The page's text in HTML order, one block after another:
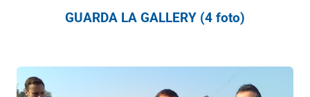
GUARDA LA GALLERY (4 foto)